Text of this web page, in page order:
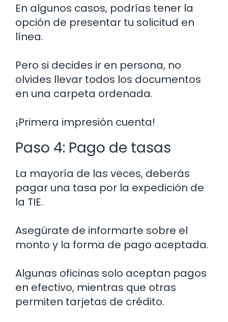
En algunos casos, podrías tener la
opción de presentar tu solicitud en
línea.
Pero si decides ir en persona, no
olvides llevar todos los documentos
en una carpeta ordenada.
¡Primera impresión cuenta!
Paso 4: Pago de tasas
La mayoría de las veces, deberás
pagar una tasa por la expedición de
la TIE.
Asegúrate de informarte sobre el
monto y la forma de pago aceptada.
Algunas oficinas solo aceptan pagos
en efectivo, mientras que otras
permiten tarjetas de crédito.